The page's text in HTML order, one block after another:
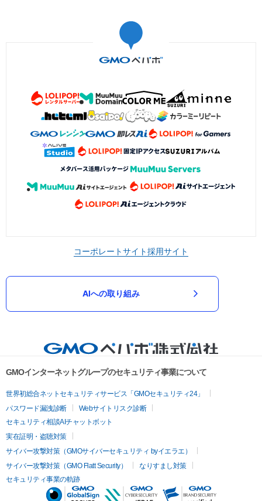
コーポレートサイト採用サイト
AIへの取り組み
GMOインターネットグループのセキュリティ事業について
世界初総合ネットセキュリティサービス「GMOセキュリティ24」
パスワード漏洩診断
Webサイトリスク診断
セキュリティ相談AIチャットボット
実在証明・盗聴対策
サイバー攻撃対策（GMOサイバーセキュリティ byイエラエ）
サイバー攻撃対策（GMO Flatt Security）
なりすまし対策
セキュリティ事業の軌跡